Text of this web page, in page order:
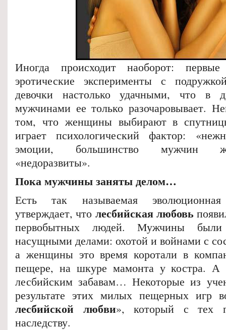
Иногда происходит наоборот:
эротические эксперименты с
девочки настолько удачными, что в
мужчинами ее только разочаровывает.
том, что женщины выбирают в
играет психологический фактор:
эмоции, большинство мужчин
«недоразвиты».
Пока мужчины заняты делом…
Есть так называемая
утверждает, что лесбийская любовь
первобытных людей. Мужчины
насущными делами: охотой и войнами с
а женщины это время коротали в
пещере, на шкуре мамонта у костра. А
лесбийским забавам… Некоторые из
результате этих милых пещерных игр
лесбийской любви», который с тех
наследству.